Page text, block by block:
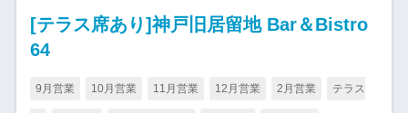
[テラス席あり]神戸旧居留地 Bar＆Bistro
64
9月営業 10月営業 11月営業 12月営業 2月営業 テラス